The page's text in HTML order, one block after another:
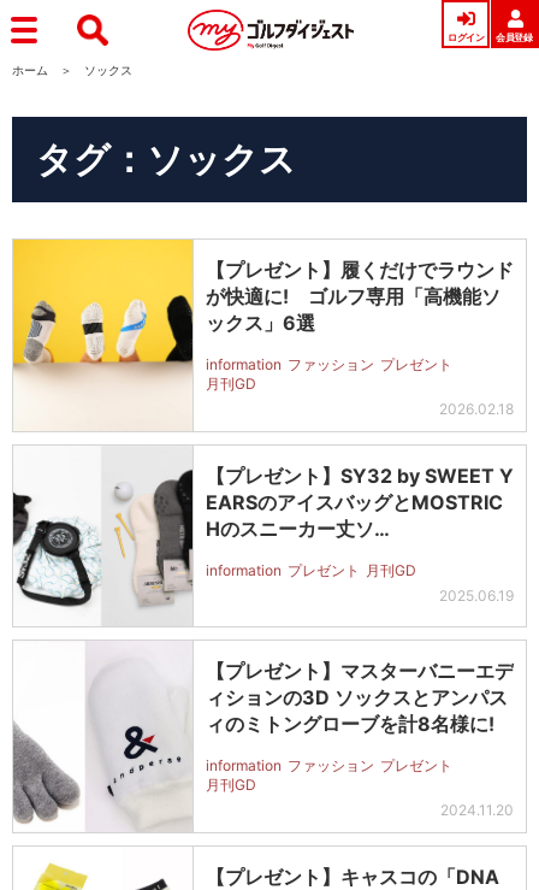
ログイン 会員登録
ホーム ソックス
タグ：ソックス
【プレゼント】履くだけでラウンド
が快適に! ゴルフ専用「高機能ソ
ックス」6選
information ファッション プレゼント
月刊GD
2026.02.18
【プレゼント】SY32 by SWEET Y
EARSのアイスバッグとMOSTRIC
Hのスニーカー丈ソ…
information プレゼント
月刊GD
2025.06.19
【プレゼント】マスターバニーエデ
ィションの3D ソックスとアンパス
ィのミトングローブを計8名様に!
information ファッション プレゼント
月刊GD
2024.11.20
【プレゼント】キャスコの「DNA